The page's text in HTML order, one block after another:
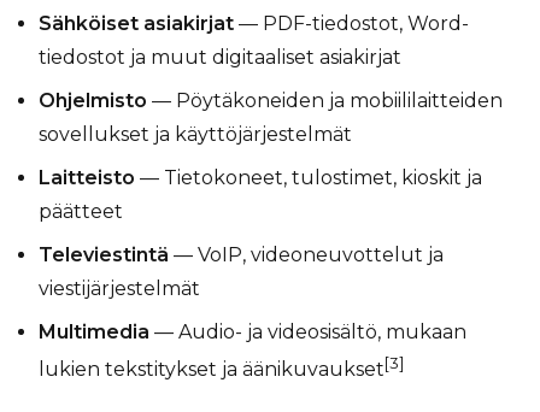
Sähköiset asiakirjat — PDF-tiedostot, Word-
tiedostot ja muut digitaaliset asiakirjat
Ohjelmisto — Pöytäkoneiden ja mobiililaitteiden
sovellukset ja käyttöjärjestelmät
Laitteisto — Tietokoneet, tulostimet, kioskit ja
päätteet
Televiestintä — VoIP, videoneuvottelut ja
viestijärjestelmät
Multimedia — Audio- ja videosisältö, mukaan
lukien tekstitykset ja äänikuvaukset[3]